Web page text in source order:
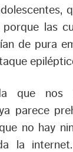
las
de pura
que nos
parece
no hay
la